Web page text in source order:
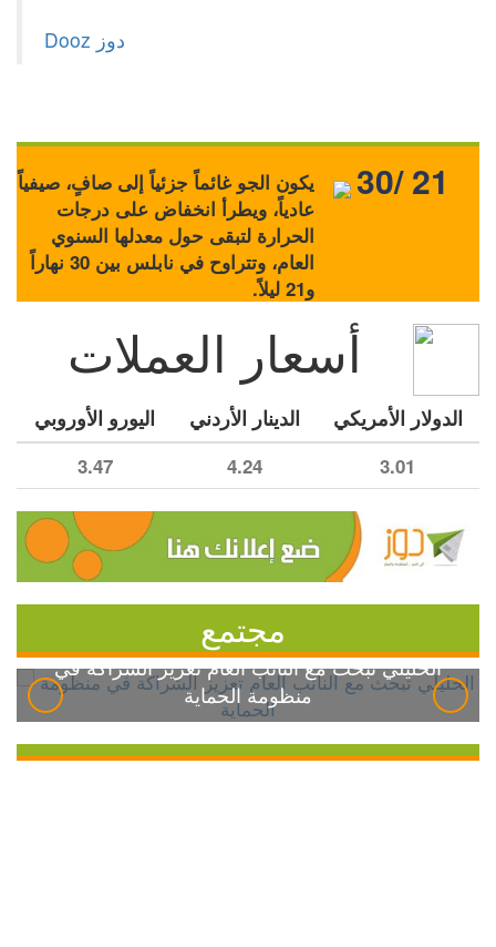
يكون الجو غائماً جزئياً إلى صافٍ، صيفياً
عادياً، ويطرأ انخفاض على درجات
الحرارة لتبقى حول معدلها السنوي
العام، وتتراوح في نابلس بين 30 نهاراً
و21 ليلاً.
30/ 21
أسعار العملات
الدولار الأمريكي الدينار الأردني اليورو الأوروبي
3.01
4.24
3.47
مجتمع
الخليلي تبحث مع النائب العام تعزيز الشراكة في
منظومة الحماية